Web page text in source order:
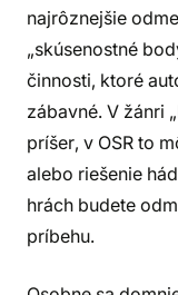
najrôznejšie
„skúsenostné
činnosti, ktoré
zábavné. V žánri
príšer, v OSR to
alebo riešenie
hrách budete
príbehu.